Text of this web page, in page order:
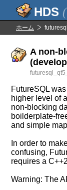
ホーム
A non-
FutureSQL
higher level of
non-blocking
boilderplate-
and simple
In order to
confusing,
requires a
Warning: The